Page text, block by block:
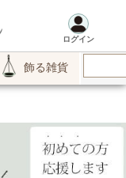
ログイン
飾る雑貨